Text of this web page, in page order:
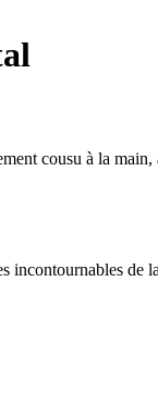
cousu à la main,
incontournables